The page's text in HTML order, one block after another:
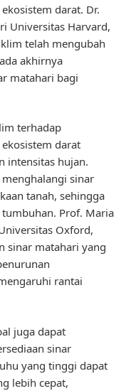
darat. Dr.
Universitas Harvard,
telah mengubah
akhirnya
matahari bagi
terhadap
darat
intensitas hujan.
sinar
tanah, sehingga
Prof. Maria
Oxford,
sinar matahari yang
rantai
juga dapat
sinar
yang tinggi dapat
lebih cepat,